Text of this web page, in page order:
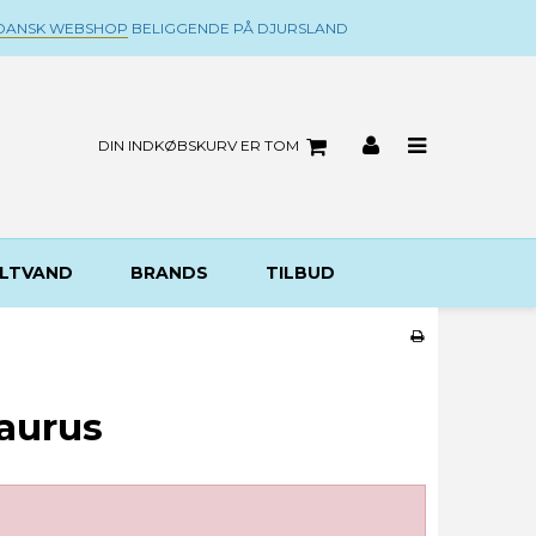
WEBSHOP BELIGGENDE PÅ DJURSLAND
DIN INDKØBSKURV ER TOM
BRANDS TILBUD